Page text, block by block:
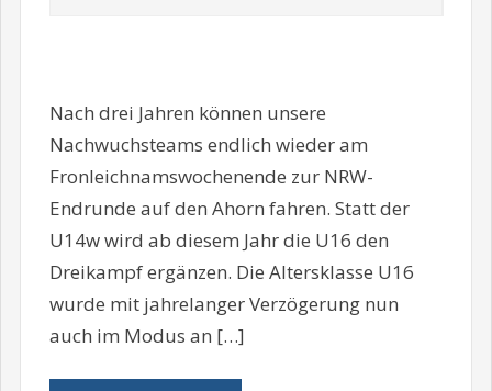
Nach drei Jahren können unsere
Nachwuchsteams endlich wieder am
Fronleichnamswochenende zur NRW-
Endrunde auf den Ahorn fahren. Statt der
U14w wird ab diesem Jahr die U16 den
Dreikampf ergänzen. Die Altersklasse U16
wurde mit jahrelanger Verzögerung nun
auch im Modus an […]